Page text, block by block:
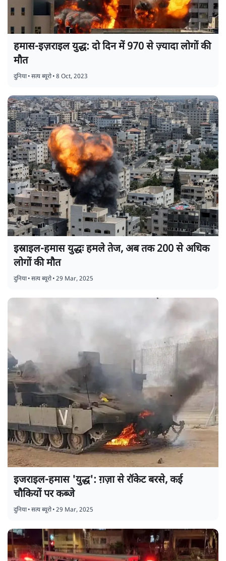
हमास-इज़राइल युद्ध: दो दिन में 970 से ज़्यादा लोगों की
मौत
दुनिया•सत्य ब्यूरो•8 Oct, 2023
इस्राइल-हमास युद्धः हमले तेज, अब तक 200 से अधिक
लोगों की मौत
दुनिया•सत्य ब्यूरो•29 Mar, 2025
इजराइल-हमास 'युद्ध': ग़ज़ा से रॉकेट बरसे, कई
चौकियों पर कब्जे
दुनिया•सत्य ब्यूरो•29 Mar, 2025